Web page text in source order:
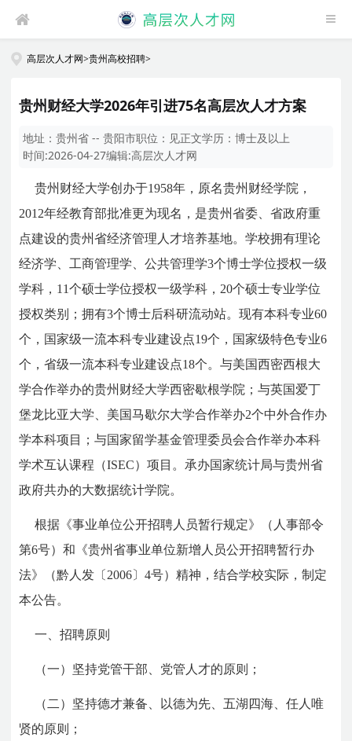
高层次人才网>贵州高校招聘>
贵州财经大学2026年引进75名高层次人才方案
地址：贵州省 -- 贵阳市职位： 见正文学历：博士及以上
时间:2026-04-27编辑:高层次人才网
贵州财经大学创办于1958年，原名贵州财经学院，
2012年经教育部批准更为现名，是贵州省委、省政府重
点建设的贵州省经济管理人才培养基地。学校拥有理论
经济学、工商管理学、公共管理学3个博士学位授权一级
学科，11个硕士学位授权一级学科，20个硕士专业学位
授权类别；拥有3个博士后科研流动站。现有本科专业60
个，国家级一流本科专业建设点19个，国家级特色专业6
个，省级一流本科专业建设点18个。与美国西密西根大
学合作举办的贵州财经大学西密歇根学院；与英国爱丁
堡龙比亚大学、美国马歇尔大学合作举办2个中外合作办
学本科项目；与国家留学基金管理委员会合作举办本科
学术互认课程（ISEC）项目。承办国家统计局与贵州省
政府共办的大数据统计学院。
根据《事业单位公开招聘人员暂行规定》（人事部令
第6号）和《贵州省事业单位新增人员公开招聘暂行办
法》（黔人发〔2006〕4号）精神，结合学校实际，制定
本公告。
一、招聘原则
（一）坚持党管干部、党管人才的原则；
（二）坚持德才兼备、以德为先、五湖四海、任人唯
贤的原则；